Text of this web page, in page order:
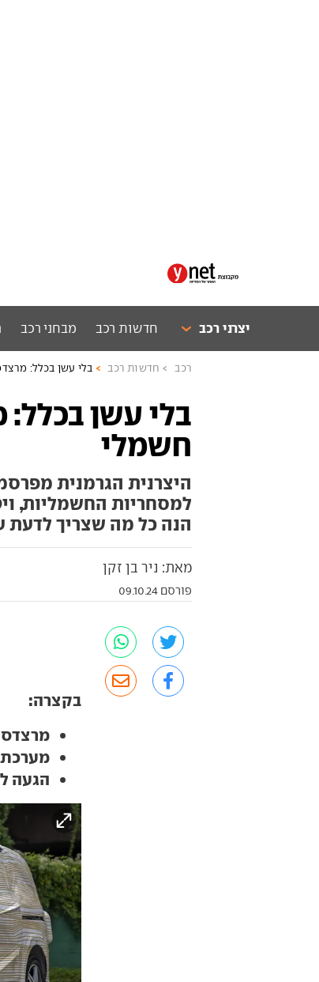
יצרני רכב חדשות רכב מבחני רכב
רכב חדשות רכב בלי עשן בכלל:
בלי עשן
חשמלי
היצרנית הגרמנית
הנה כל מה שצריך לדעת
מאת: ניר בן זקן
פורסם 09.10.24
בקצרה:
מרצדס
מערכת
הגעה